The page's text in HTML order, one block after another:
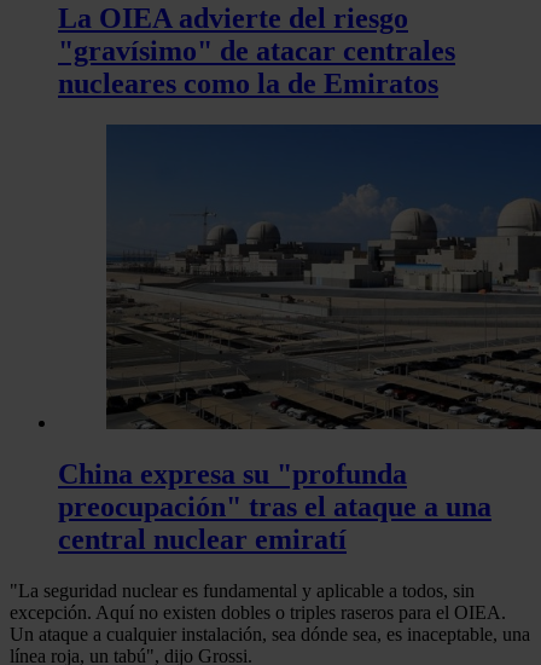
La OIEA advierte del riesgo
"gravísimo" de atacar centrales
nucleares como la de Emiratos
China expresa su "profunda
preocupación" tras el ataque a una
central nuclear emiratí
"La seguridad nuclear es fundamental y aplicable a todos, sin
excepción. Aquí no existen dobles o triples raseros para el OIEA.
Un ataque a cualquier instalación, sea dónde sea, es inaceptable, una
línea roja, un tabú", dijo Grossi.